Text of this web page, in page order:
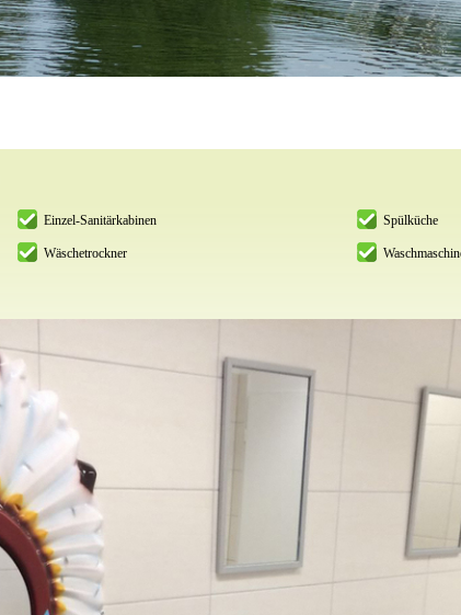
Einzel-Sanitärkabinen Spülküche
Wäschetrockner